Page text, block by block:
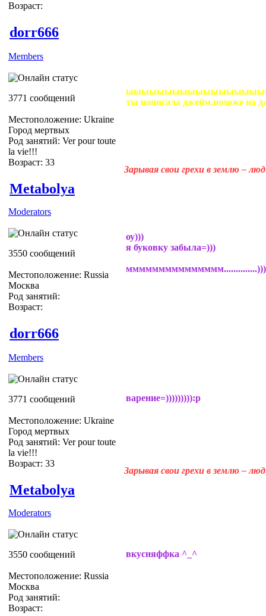
Возраст:
dorr666
Members
3771 сообщений
Местоположение: Ukraine
Город мертвых
Род занятий: Ver pour toute
la vie!!!
Возраст: 33
ты написала джейм,похоже на
Зарывая свои грехи в землю –
Metabolya
Moderators
3550 сообщений
Местоположение: Russia
Москва
Род занятий:
Возраст:
оу)))
я буковку забыла=)))
dorr666
Members
3771 сообщений
Местоположение: Ukraine
Город мертвых
Род занятий: Ver pour toute
la vie!!!
Возраст: 33
варение=))))))))):p
Зарывая свои грехи в землю –
Metabolya
Moderators
3550 сообщений
Местоположение: Russia
Москва
Род занятий:
Возраст:
вкусняффка ^_^